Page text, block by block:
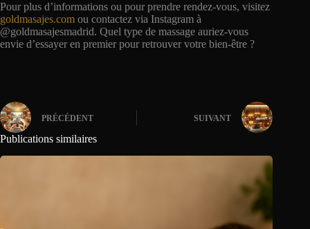
Pour plus d’informations ou pour prendre rendez-vous, visitez
goldmasajes.com ou contactez via Instagram à
@goldmasajesmadrid. Quel type de massage auriez-vous
envie d’essayer en premier pour retrouver votre bien-être ?
PRÉCÉDENT SUIVANT
Publications similaires